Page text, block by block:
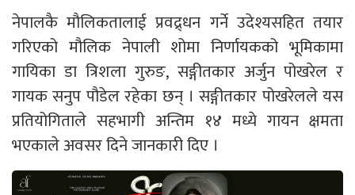
नेपालकै मौलिकतालाई प्रवद्र्धन गर्ने उदेश्यसहित तयार
गरिएको मौलिक नेपाली शोमा निर्णायकको भूमिकामा
गायिका डा त्रिशला गुरुङ, सङ्गीतकार अर्जुन पोखरेल र
गायक सनुप पौडेल रहेका छन् । सङ्गीतकार पोखरेलले यस
प्रतियोगिताले सहभागी अन्तिम १४ मध्ये गायन क्षमता
भएकाले अवसर दिने जानकारी दिए ।